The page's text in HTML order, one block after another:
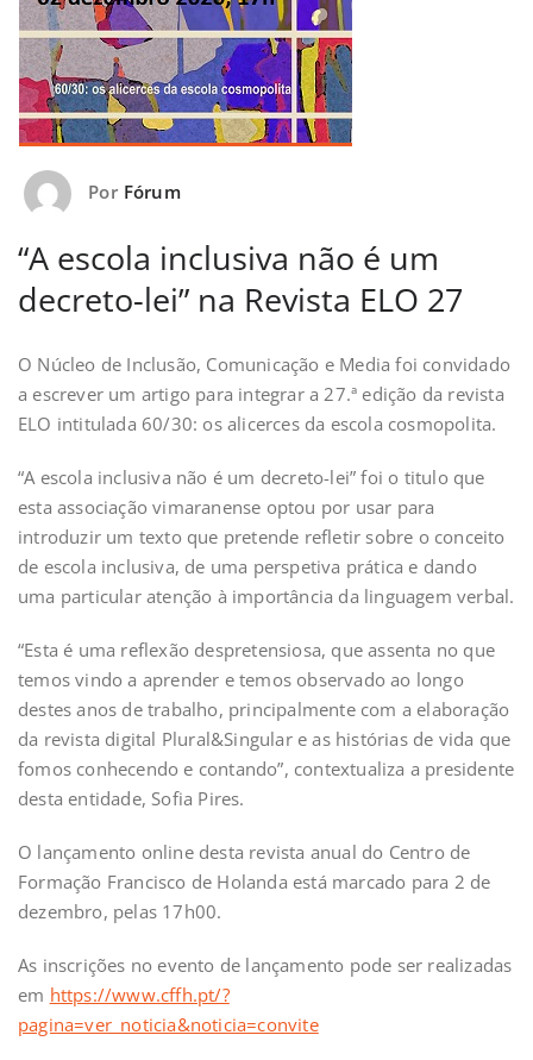
Por Fórum
“A escola inclusiva não é um
decreto-lei” na Revista ELO 27
O Núcleo de Inclusão, Comunicação e Media foi convidado
a escrever um artigo para integrar a 27.ª edição da revista
ELO intitulada 60/30: os alicerces da escola cosmopolita.
“A escola inclusiva não é um decreto-lei” foi o titulo que
esta associação vimaranense optou por usar para
introduzir um texto que pretende refletir sobre o conceito
de escola inclusiva, de uma perspetiva prática e dando
uma particular atenção à importância da linguagem verbal.
“Esta é uma reflexão despretensiosa, que assenta no que
temos vindo a aprender e temos observado ao longo
destes anos de trabalho, principalmente com a elaboração
da revista digital Plural&Singular e as histórias de vida que
fomos conhecendo e contando”, contextualiza a presidente
desta entidade, Sofia Pires.
O lançamento online desta revista anual do Centro de
Formação Francisco de Holanda está marcado para 2 de
dezembro, pelas 17h00.
As inscrições no evento de lançamento pode ser realizadas
em https://www.cffh.pt/?
pagina=ver_noticia&noticia=convite